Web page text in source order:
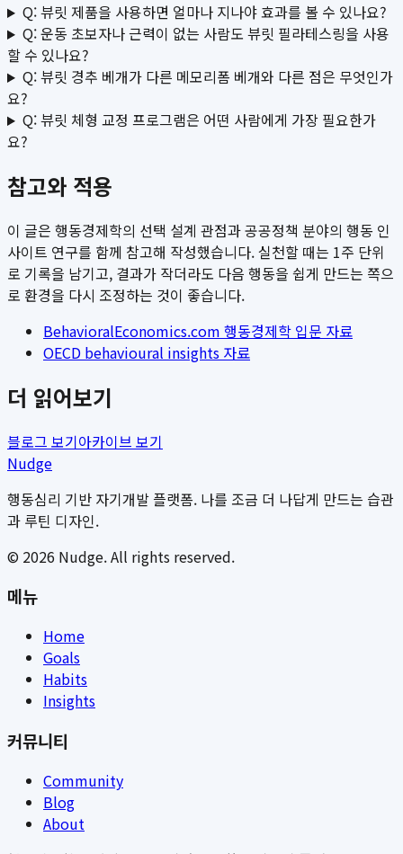
Q: 뷰릿 제품을 사용하면 얼마나 지나야 효과를 볼 수 있나요?
Q: 운동 초보자나 근력이 없는 사람도 뷰릿 필라테스링을 사용
할 수 있나요?
Q: 뷰릿 경추 베개가 다른 메모리폼 베개와 다른 점은 무엇인가
요?
Q: 뷰릿 체형 교정 프로그램은 어떤 사람에게 가장 필요한가
요?
참고와 적용
이 글은 행동경제학의 선택 설계 관점과 공공정책 분야의 행동 인
사이트 연구를 함께 참고해 작성했습니다. 실천할 때는 1주 단위
로 기록을 남기고, 결과가 작더라도 다음 행동을 쉽게 만드는 쪽으
로 환경을 다시 조정하는 것이 좋습니다.
BehavioralEconomics.com 행동경제학 입문 자료
OECD behavioural insights 자료
더 읽어보기
블로그 보기아카이브 보기
Nudge
행동심리 기반 자기개발 플랫폼. 나를 조금 더 나답게 만드는 습관
과 루틴 디자인.
© 2026 Nudge. All rights reserved.
메뉴
Home
Goals
Habits
Insights
커뮤니티
Community
Blog
About